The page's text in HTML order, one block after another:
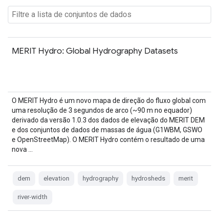
MERIT Hydro: Global Hydrography Datasets
O MERIT Hydro é um novo mapa de direção do fluxo global com
uma resolução de 3 segundos de arco (~90 m no equador)
derivado da versão 1.0.3 dos dados de elevação do MERIT DEM
e dos conjuntos de dados de massas de água (G1WBM, GSWO
e OpenStreetMap). O MERIT Hydro contém o resultado de uma
nova …
dem elevation hydrography hydrosheds merit
river-width